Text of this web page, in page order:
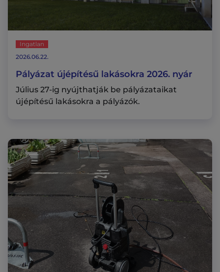
Ingatlan
Pályázat újépítésű lakásokra 2026. nyár
Július 27-ig nyújthatják be pályázataikat
újépítésű lakásokra a pályázók.
2026.06.22.